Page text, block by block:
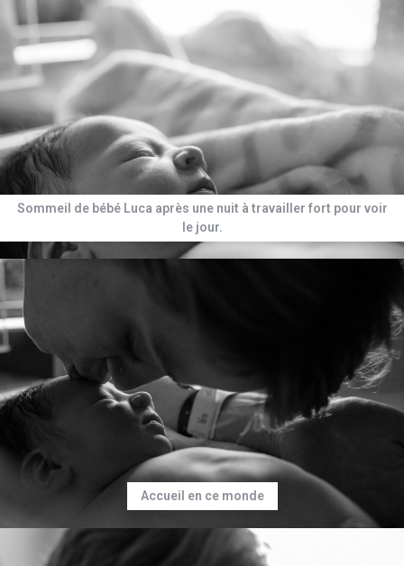
Sommeil de bébé Luca après une nuit à travailler fort pour voir
le jour.
Accueil en ce monde